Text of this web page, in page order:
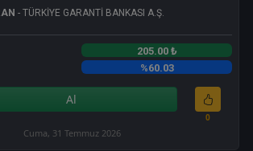
- TÜRKİYE GARANTİ BANKASI A.Ş.
205.00 ₺
%60.03
Al
0
Cuma, 31 Temmuz 2026